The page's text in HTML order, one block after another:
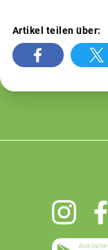
Artikel teilen über: